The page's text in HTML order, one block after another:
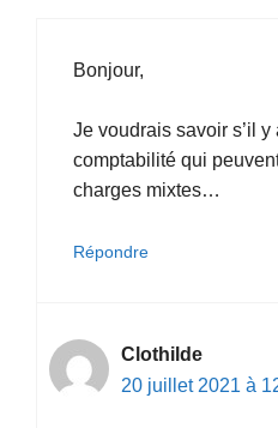
Bonjour,
Je voudrais savoir s’il
comptabilité qui
charges mixtes…
Répondre
Clothilde
20 juillet 2021 à